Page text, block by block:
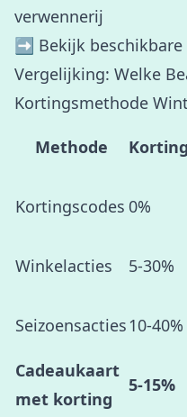
verwennerij
➡️ Bekijk
Vergelijking: Welke
Kortingsmethode
Methode Korting
Kortingscodes 0%
Winkelacties 5-30%
Seizoensacties 10-40%
Cadeaukaart
met korting
5-15%